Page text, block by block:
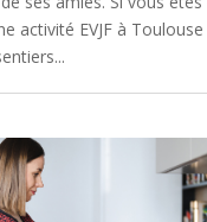
activité EVJF à